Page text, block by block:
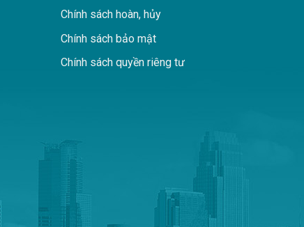
Chính sách hoàn, hủy
Chính sách bảo mật
Chính sách quyền riêng tư